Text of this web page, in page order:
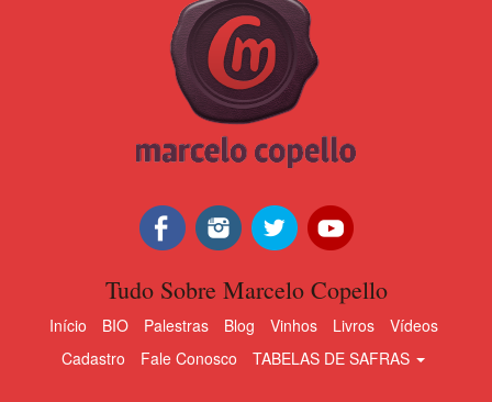
Tudo Sobre Marcelo Copello
Início BIO Palestras Blog Vinhos Livros
Vídeos
Cadastro
Fale Conosco TABELAS DE SAFRAS